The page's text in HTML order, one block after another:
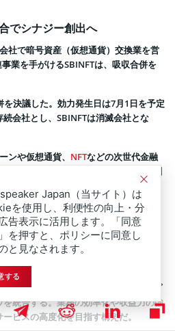
でシナジー創出へ
社で暗号資産（仮想通貨）交換業を営
業を手がけるSBINFTは、吸収合併を
決議した。効力発生日は7月1日を予定
会社とし、SBINFTは消滅会社とな
ンや仮想通貨、 NFTなどの次世代金融
ている。今回の合併は、仮想通貨取引
高めるためのグループ内再編の一環
で支配的なポジションの確立を目指
る。
事業の拡大が期待されている。
キュリティ体制や顧客基盤と、NFTプ
統合する。業務の効率化や収益力の強
ビスの高度化を目指す構えだ。
Japan（当サイト）は
を使用し、利便性の向上・分
告表示に活用します。「同意
を押すと、ポリシーに同意し
と見なされます。
する